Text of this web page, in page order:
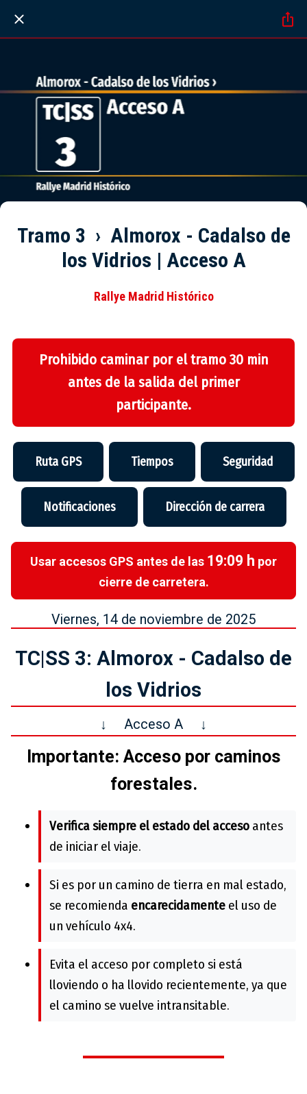
Tramo 3 › Almorox - Cadalso de
los Vidrios | Acceso A
Rallye Madrid Histórico
Prohibido caminar por el tramo 30 min
antes de la salida del primer
participante.
Ruta GPS Tiempos Seguridad
Notificaciones Dirección de carrera
Usar accesos GPS antes de las 19:09 h por
cierre de carretera.
Viernes, 14 de noviembre de 2025
TC|SS 3: Almorox - Cadalso de
los Vidrios
↓ Acceso A ↓
Importante: Acceso por caminos
forestales.
Verifica siempre el estado del acceso antes
de iniciar el viaje.
Si es por un camino de tierra en mal estado,
se recomienda encarecidamente el uso de
un vehículo 4x4.
Evita el acceso por completo si está
lloviendo o ha llovido recientemente, ya que
el camino se vuelve intransitable.